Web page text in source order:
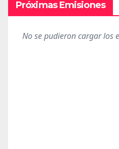
Próximas Emisiones